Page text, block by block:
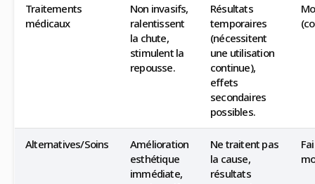
Traitements
médicaux
Non invasifs,
ralentissent
la chute,
stimulent la
repousse.
Résultats
temporaires
(nécessitent
une utilisation
continue),
effets
secondaires
possibles.
Alternatives/Soins
Amélioration
esthétique
immédiate,
Ne traitent pas
la cause,
résultats